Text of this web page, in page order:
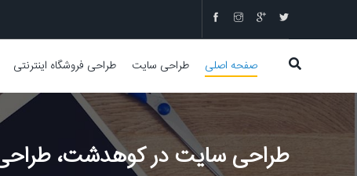
صفحه اصلی طراحی سایت طراحی فروشگاه اینترنتی
طراحی سایت در کوهدشت،